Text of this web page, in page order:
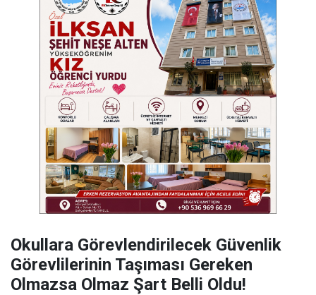
Okullara Görevlendirilecek Güvenlik
Görevlilerinin Taşıması Gereken
Olmazsa Olmaz Şart Belli Oldu!